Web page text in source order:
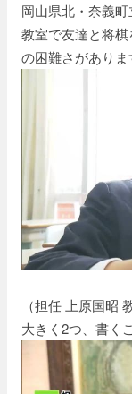
岡山県北・奈義町
教室で友達と将
の困難さがありま
（担任 上原国昭
大きく2つ、書く